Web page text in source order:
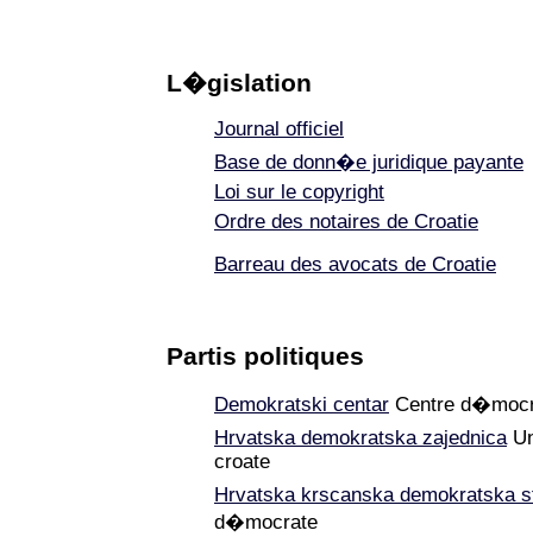
L�gislation
Journal officiel
Base de donn�e juridique payante
Loi sur le copyright
Ordre des notaires de Croatie
Barreau des avocats de Croatie
Partis politiques
Demokratski centar Centre
Hrvatska demokratska zajednica
croate
Hrvatska krscanska demokratska
d�mocrate